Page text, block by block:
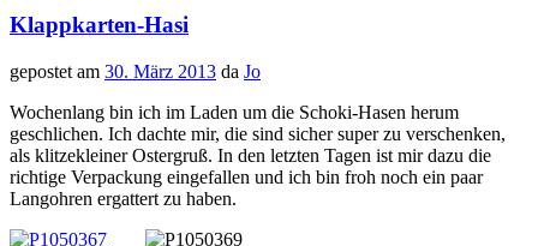
Klappkarten-Hasi
gepostet am 30. März 2013 da Jo
Wochenlang bin ich im Laden um die Schoki-Hasen herum
geschlichen. Ich dachte mir, die sind sicher super zu verschenken,
als klitzekleiner Ostergruß. In den letzten Tagen ist mir dazu die
richtige Verpackung eingefallen und ich bin froh noch ein paar
Langohren ergattert zu haben.